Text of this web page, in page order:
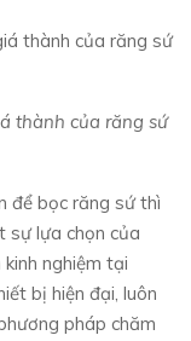
thành của răng sứ
để bọc răng sứ thì
sự lựa chọn của
nghiệm tại
bị hiện đại, luôn
pháp chăm